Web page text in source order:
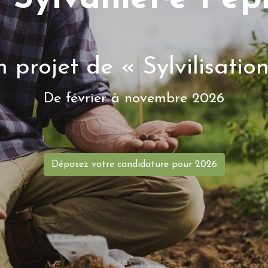
projet de «
De février à novembre 2026
Déposez votre candidature pour 2026